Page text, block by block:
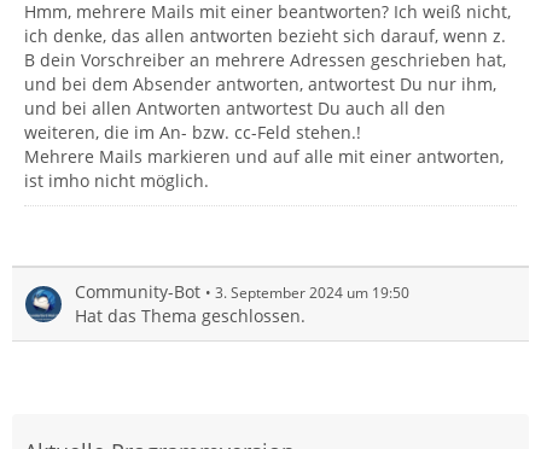
Hmm, mehrere Mails mit einer beantworten? Ich weiß nicht,
ich denke, das allen antworten bezieht sich darauf, wenn z.
B dein Vorschreiber an mehrere Adressen geschrieben hat,
und bei dem Absender antworten, antwortest Du nur ihm,
und bei allen Antworten antwortest Du auch all den
weiteren, die im An- bzw. cc-Feld stehen.!
Mehrere Mails markieren und auf alle mit einer antworten,
ist imho nicht möglich.
Community-Bot 3. September 2024 um 19:50
Hat das Thema geschlossen.